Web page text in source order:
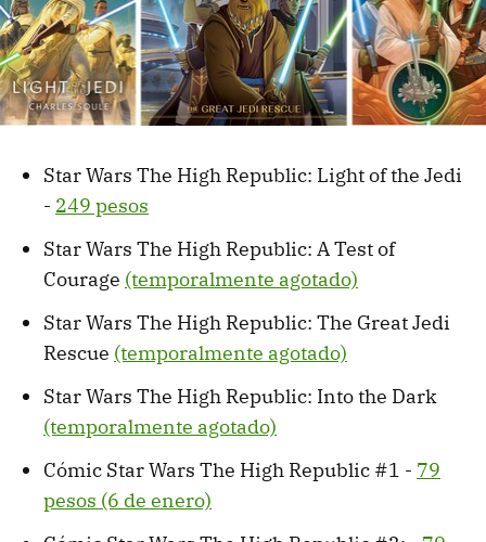
Star Wars The High Republic: Light of the Jedi
- 249 pesos
Star Wars The High Republic: A Test of
Courage (temporalmente agotado)
Star Wars The High Republic: The Great Jedi
Rescue (temporalmente agotado)
Star Wars The High Republic: Into the Dark
(temporalmente agotado)
Cómic Star Wars The High Republic #1 - 79
pesos (6 de enero)